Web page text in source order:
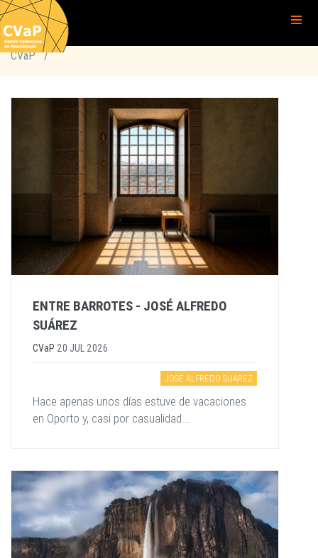
CVaP /
ENTRE BARROTES - JOSÉ ALFREDO
SUÁREZ
CVaP 20 JUL 2026
JOSÉ ALFREDO SUÁREZ
Hace apenas unos días estuve de vacaciones
en Oporto y, casi por casualidad...